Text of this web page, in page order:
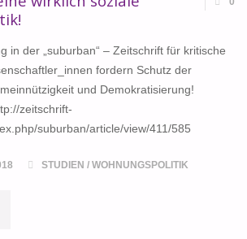
in der „suburban“ – Zeitschrift für kritische
fordern Schutz der
und Demokratisierung!
zeitschrift-
suburban/article/view/411/585
STUDIEN / WOHNUNGSPOLITIK